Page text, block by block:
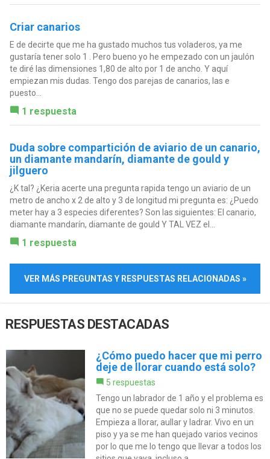
Criar canarios
E de decirte que me ha gustado muchos tus voladeros, ya me
gustaría tener solo 1 . Pero bueno yo he empezado con un jaulón
te diré las dimensiones 1,80 de alto por 1 de ancho. Y aquí
empiezan mis dudas. Tengo dos parejas de canarios, las e
puesto...
1 respuesta
Duda sobre compartición de aviario de un canario,
un diamante mandarín, diamante de gould y
jilguero
¿K tal? ¿Keria acerte una pregunta rapida tengo un aviario de un
metro de ancho x 2 de alto y 3 de longitud mi pregunta es: ¿Puedo
meter hay a 3 especies diferentes? Son las siguientes: El canario,
diamante mandarín, diamante de gould Y TAL VEZ el...
1 respuesta
VER MÁS PREGUNTAS Y RESPUESTAS RELACIONADAS »
RESPUESTAS DESTACADAS
¿Cómo puedo hacer que mi perro
deje de llorar cuando está solo?
5 respuestas
Tengo un labrador de 1 año y el problema es
que no se puede quedar solo ni 3 minutos.
Empieza a llorar, aullar y ladrar. Vivo en un
piso y ya se me han quejado varios vecinos
por lo que me lo tengo que llevar a todos los